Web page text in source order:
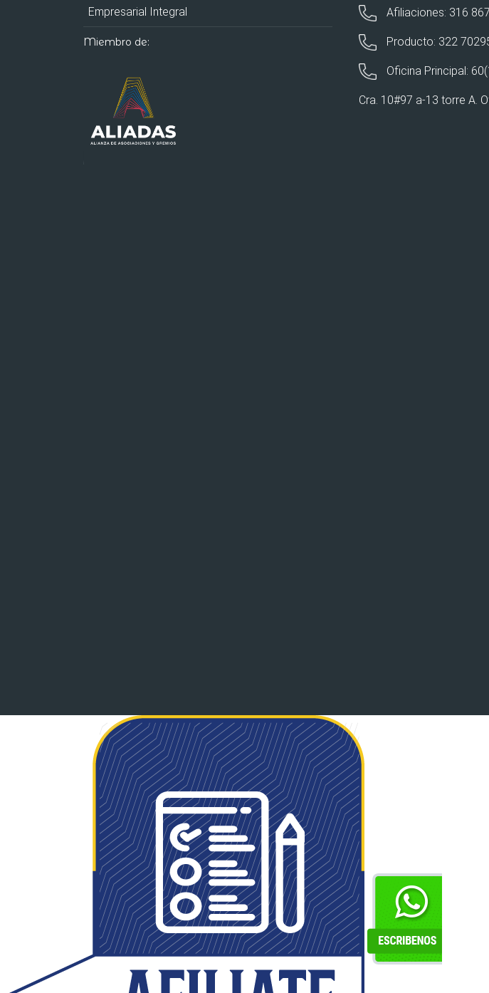
Empresarial Integral
Miembro de:
Afiliaciones: 316
Producto: 322
Oficina Principal:
Cra. 10#97 a-13 torre A.